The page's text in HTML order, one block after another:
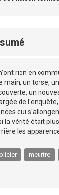
n'ont rien en
main, un torse,
un
de
qui
la vérité était
les
meurtre